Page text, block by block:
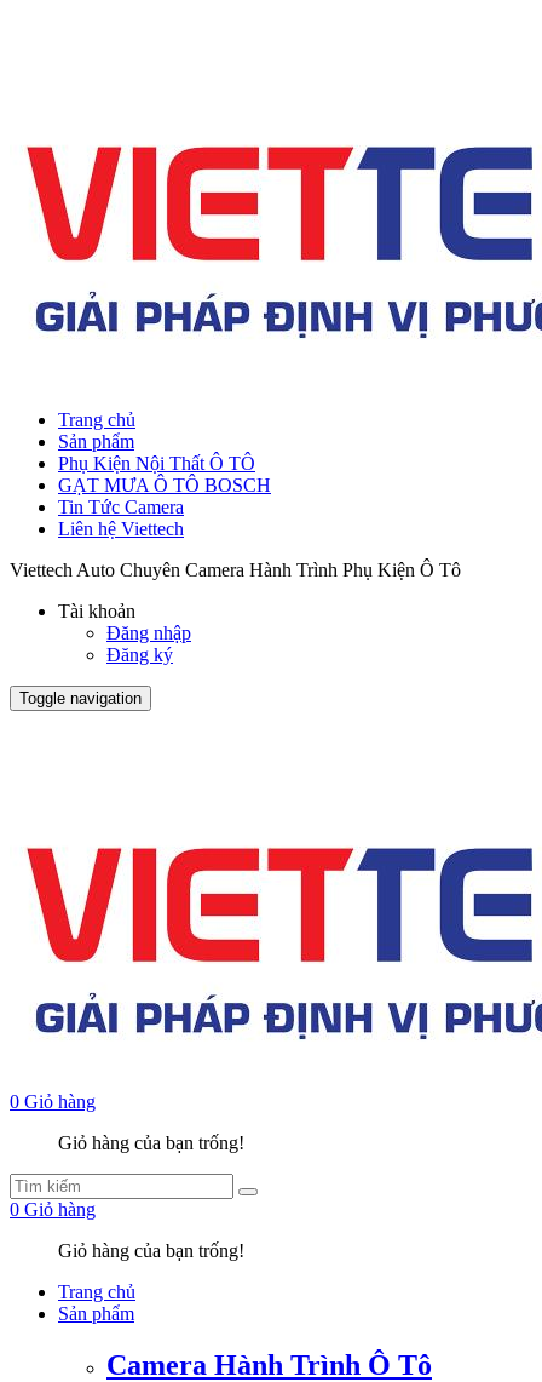
Trang chủ
Sản phẩm
Phụ Kiện Nội Thất Ô TÔ
GẠT MƯA Ô TÔ BOSCH
Tin Tức Camera
Liên hệ Viettech
Viettech Auto Chuyên Camera Hành Trình Phụ Kiện Ô Tô
Tài khoản
Đăng nhập
Đăng ký
Toggle navigation
0 Giỏ hàng
Giỏ hàng của bạn trống!
0 Giỏ hàng
Giỏ hàng của bạn trống!
Trang chủ
Sản phẩm
Camera Hành Trình Ô Tô